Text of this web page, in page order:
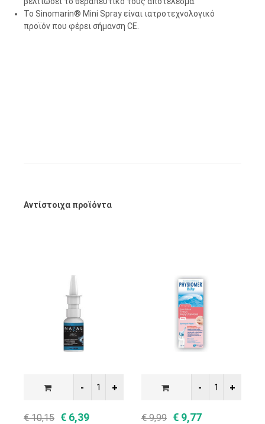
Το Sinomarin® Mini Spray είναι ιατροτεχνολογικό
προϊόν που φέρει σήμανση CE.
Αντίστοιχα προϊόντα
€ 10,15 € 6,39 € 9,99 € 9,77